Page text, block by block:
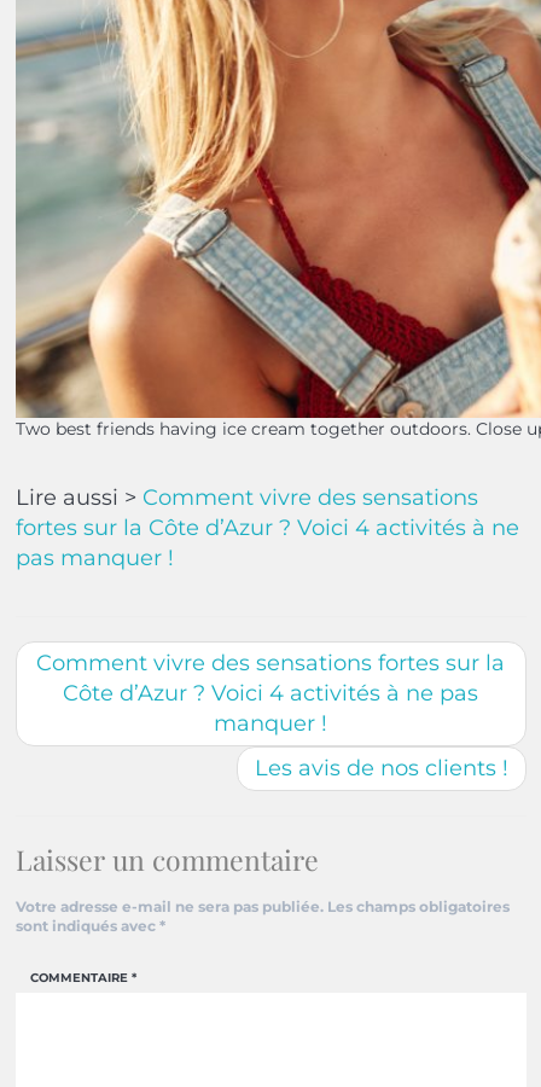
Two best friends having ice cream together outdoors. Close
Lire aussi > Comment vivre des sensations
fortes sur la Côte d’Azur ? Voici 4 activités à ne
pas manquer !
Comment vivre des sensations fortes sur la
Côte d’Azur ? Voici 4 activités à ne pas
manquer !
Les avis de nos clients !
Laisser un commentaire
Votre adresse e-mail ne sera pas publiée. Les champs obligatoires
sont indiqués avec *
COMMENTAIRE *